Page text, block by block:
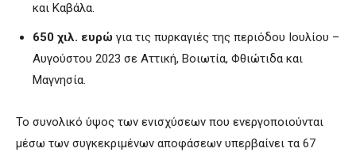
και Καβάλα.
650 χιλ. ευρώ για τις πυρκαγιές της περιόδου Ιουλίου –
Αυγούστου 2023 σε Αττική, Βοιωτία, Φθιώτιδα και
Μαγνησία.
Το συνολικό ύψος των ενισχύσεων που ενεργοποιούνται
μέσω των συγκεκριμένων αποφάσεων υπερβαίνει τα 67